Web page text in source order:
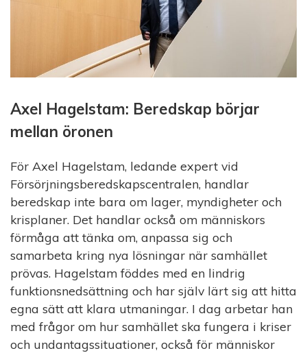
Axel Hagelstam: Beredskap börjar
mellan öronen
För Axel Hagelstam, ledande expert vid
Försörjningsberedskapscentralen, handlar
beredskap inte bara om lager, myndigheter och
krisplaner. Det handlar också om människors
förmåga att tänka om, anpassa sig och
samarbeta kring nya lösningar när samhället
prövas. Hagelstam föddes med en lindrig
funktionsnedsättning och har själv lärt sig att hitta
egna sätt att klara utmaningar. I dag arbetar han
med frågor om hur samhället ska fungera i kriser
och undantagssituationer, också för människor